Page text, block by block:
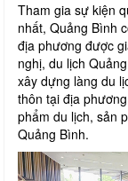
Tham gia sự kiện
nhất, Quảng Bình
địa phương được
nghị, du lịch
xây dựng làng du
thôn tại địa
phẩm du lịch, sản
Quảng Bình.